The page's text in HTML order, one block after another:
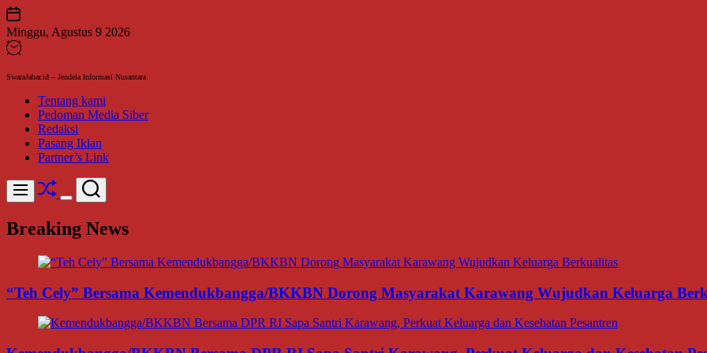
Skip
to
content
Minggu, Agustus 9 2026
SwaraJabar.id – Jendela Informasi Nusantara
Tentang kami
Pedoman Media Siber
Redaksi
Pasang Iklan
Partner’s Link
Menu Shuffle
Switch
mode
Search
Breaking News
“Teh Cely” Bersama Kemendukbangga/BKKBN Dorong Masyarakat Karawang Wujudkan Keluarga